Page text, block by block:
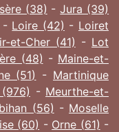
(38) -Jura (39)
- Loire (42) - Loiret
et-Cher (41) - Lot
(48) - Maine-et-
(51) - Martinique
- Meurthe-et-
(56) - Moselle
(60) - Orne (61) -